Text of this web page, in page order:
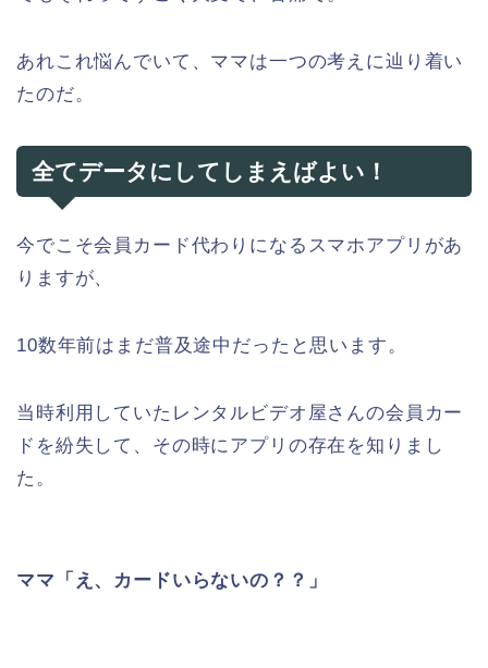
あれこれ悩んでいて、ママは一つの考えに辿り着い
たのだ。
全てデータにしてしまえばよい！
今でこそ会員カード代わりになるスマホアプリがあ
りますが、
10数年前はまだ普及途中だったと思います。
当時利用していたレンタルビデオ屋さんの会員カー
ドを紛失して、その時にアプリの存在を知りまし
た。
ママ「え、カードいらないの？？」